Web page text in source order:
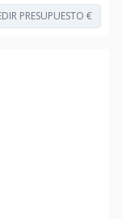
PRESUPUESTO €